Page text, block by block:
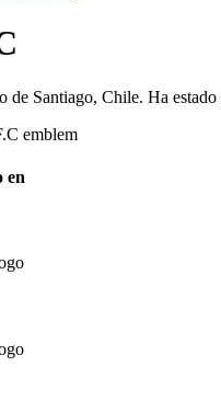
Santiago, Chile. Ha
en